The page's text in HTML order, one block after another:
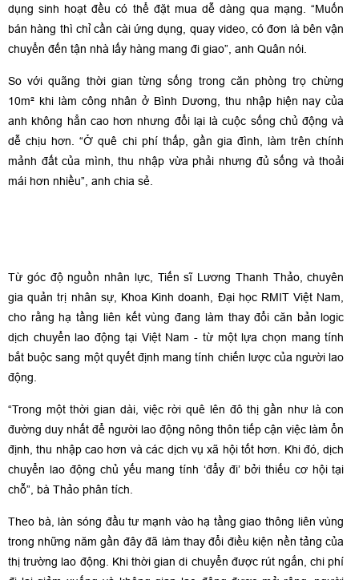
dụng sinh hoạt đều có thể đặt mua dễ dàng qua mạng. “Muốn
bán hàng thì chỉ cần cài ứng dụng, quay video, có đơn là bên vận
chuyển đến tận nhà lấy hàng mang đi giao”, anh Quân nói.
So với quãng thời gian từng sống trong căn phòng trọ chừng
10m² khi làm công nhân ở Bình Dương, thu nhập hiện nay của
anh không hẳn cao hơn nhưng đổi lại là cuộc sống chủ động và
dễ chịu hơn. “Ở quê chi phí thấp, gần gia đình, làm trên chính
mảnh đất của mình, thu nhập vừa phải nhưng đủ sống và thoải
mái hơn nhiều”, anh chia sẻ.
Từ góc độ nguồn nhân lực, Tiến sĩ Lương Thanh Thảo, chuyên
gia quản trị nhân sự, Khoa Kinh doanh, Đại học RMIT Việt Nam,
cho rằng hạ tầng liên kết vùng đang làm thay đổi căn bản logic
dịch chuyển lao động tại Việt Nam - từ một lựa chọn mang tính
bắt buộc sang một quyết định mang tính chiến lược của người lao
động.
“Trong một thời gian dài, việc rời quê lên đô thị gần như là con
đường duy nhất để người lao động nông thôn tiếp cận việc làm ổn
định, thu nhập cao hơn và các dịch vụ xã hội tốt hơn. Khi đó, dịch
chuyển lao động chủ yếu mang tính ‘đẩy đi’ bởi thiếu cơ hội tại
chỗ”, bà Thảo phân tích.
Theo bà, làn sóng đầu tư mạnh vào hạ tầng giao thông liên vùng
trong những năm gần đây đã làm thay đổi điều kiện nền tảng của
thị trường lao động. Khi thời gian di chuyển được rút ngắn, chi phí